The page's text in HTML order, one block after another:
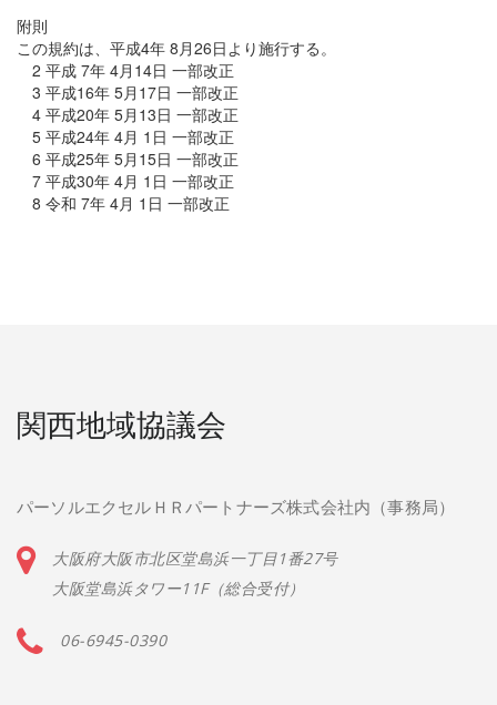
附則
この規約は、平成4年 8月26日より施行する。
2 平成 7年 4月14日 一部改正
3 平成16年 5月17日 一部改正
4 平成20年 5月13日 一部改正
5 平成24年 4月 1日 一部改正
6 平成25年 5月15日 一部改正
7 平成30年 4月 1日 一部改正
8 令和 7年 4月 1日 一部改正
関西地域協議会
パーソルエクセルＨＲパートナーズ株式会社内（事務局）
大阪府大阪市北区堂島浜一丁目1番27号
大阪堂島浜タワー11F（総合受付）
06-6945-0390